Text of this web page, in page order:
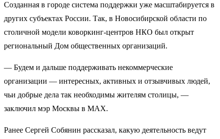
Созданная в городе система поддержки уже масштабируется в
других субъектах России. Так, в Новосибирской области по
столичной модели коворкинг-центров НКО был открыт
региональный Дом общественных организаций.
— Будем и дальше поддерживать некоммерческие
организации — интересных, активных и отзывчивых людей,
чьи добрые дела так необходимы жителям столицы, —
заключил мэр Москвы в MAX.
Ранее Сергей Собянин рассказал, какую деятельность ведут